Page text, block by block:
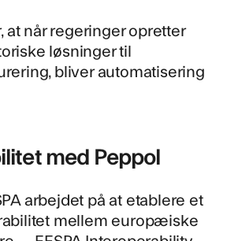
at når regeringer opretter
løsninger til
bliver automatisering
med Peppol
arbejdet på at etablere et
mellem europæiske